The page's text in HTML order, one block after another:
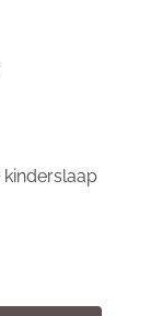
als een
Het
zit van
anders